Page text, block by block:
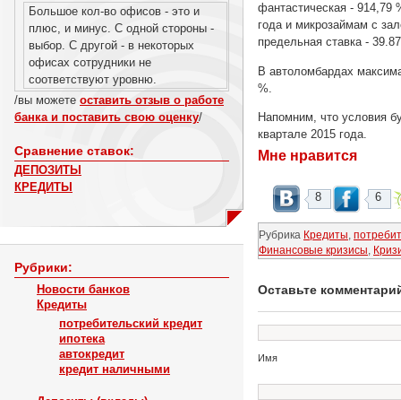
Большое кол-во офисов - это и
плюс, и минус. С одной стороны -
выбор. С другой - в некоторых
офисах сотрудники не
соответствуют уровню.
/вы можете оставить отзыв о работе
банка и поставить свою оценку/
Сравнение ставок:
ДЕПОЗИТЫ
КРЕДИТЫ
Рубрики:
Новости банков
Кредиты
потребительский кредит
ипотека
автокредит
кредит наличными
фантастическая - 914,79
года и микрозаймам с
предельная ставка -
В автоломбардах
%.
Напомним, что условия
квартале 2015 года.
Мне нравится
8 6
Рубрика Кредиты
Финансовые кризисы
Оставьте
Имя